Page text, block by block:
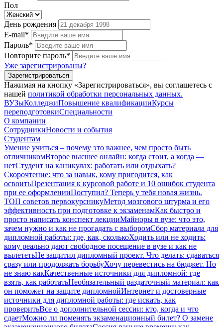
Пол
День рождения
E-mail*
Пароль*
Повторите пароль*
Уже зарегистрированы?
Зарегистрироваться
Нажимая на кнопку «Зарегистрироваться», вы соглашетесь с
нашей политикой обработки персональных данных.
ВУЗыКолледжиПовышение квалификацииКурсы
переподготовкиСпециальности
О компании
СотрудникиНовости и события
Студентам
Умение учиться – почему это важнее, чем просто быть
отличникомВторое высшее онлайн: когда стоит, а когда —
нетСтудент на каникулах: работать или отдыхать?
Скорочтение: что за навык, кому пригодится, как
освоитьПрезентация к курсовой работе и 10 ошибок студента
при ее оформленииПоступил? Теперь у тебя новая жизнь.
ТОП советов первокурсникуМетод мозгового штурма и его
эффективность при подготовке к экзаменамКак быстро и
просто написать конспект лекцииМайноры в вузе: что это,
зачем нужно и как не прогадать с выборомСбор материала для
дипломной работы: где, как, сколькоХодить или не ходить:
кому реально дают свободное посещение в вузе и как не
вылететьНе защитил дипломный проект. Что делать: сдаваться
сразу или продолжать борьбуХочу перевестись на бюджет. Но
не знаю какКачественные источники для дипломной: где
взять, как работатьНеобязательный раздаточный материал: как
он поможет на защите дипломнойИнтернет и достоверные
источники для дипломной работы: где искать, как
проверитьВсе о дополнительной сессии: кто, когда и что
сдаетМожно ли поменять экзаменационный билет? О замене